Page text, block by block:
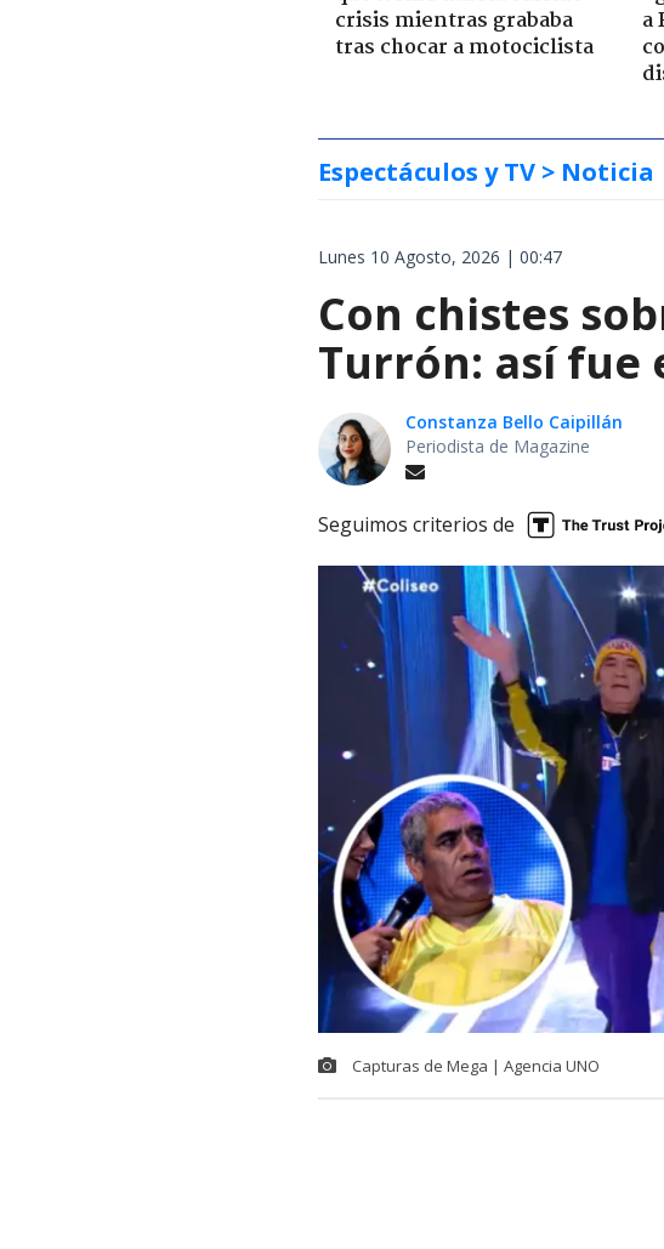
crisis mientras grababa
tras chocar a motociclista
a
Espectáculos y TV > Noticia
Lunes 10 Agosto, 2026 | 00:47
Con chistes
Turrón: así fue
Constanza Bello Caipillán
Periodista de Magazine
Seguimos criterios de
Capturas de Mega | Agencia UNO